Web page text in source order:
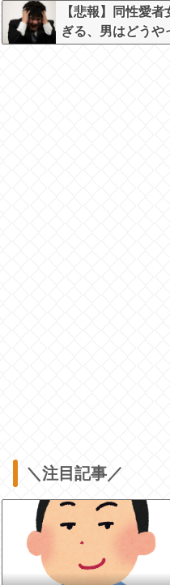
【悲報】同性愛
ぎる、男はどう
＼注目記事／